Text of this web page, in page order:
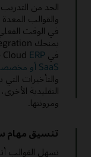
الحد من
والقوالب
في Oracle Cloud ERP
SaaS أو مخصصة أو محلية (PDF)
والتأخيرات
التقليدية
ومرونتها.
تنسيق مهام